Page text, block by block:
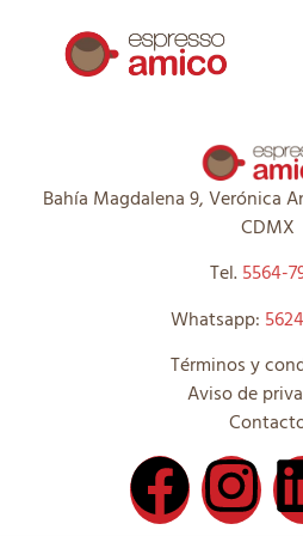
Bahía Magdalena 9, Verónica
CDMX
Tel.5564-
Whatsapp:
Términos y
Aviso de